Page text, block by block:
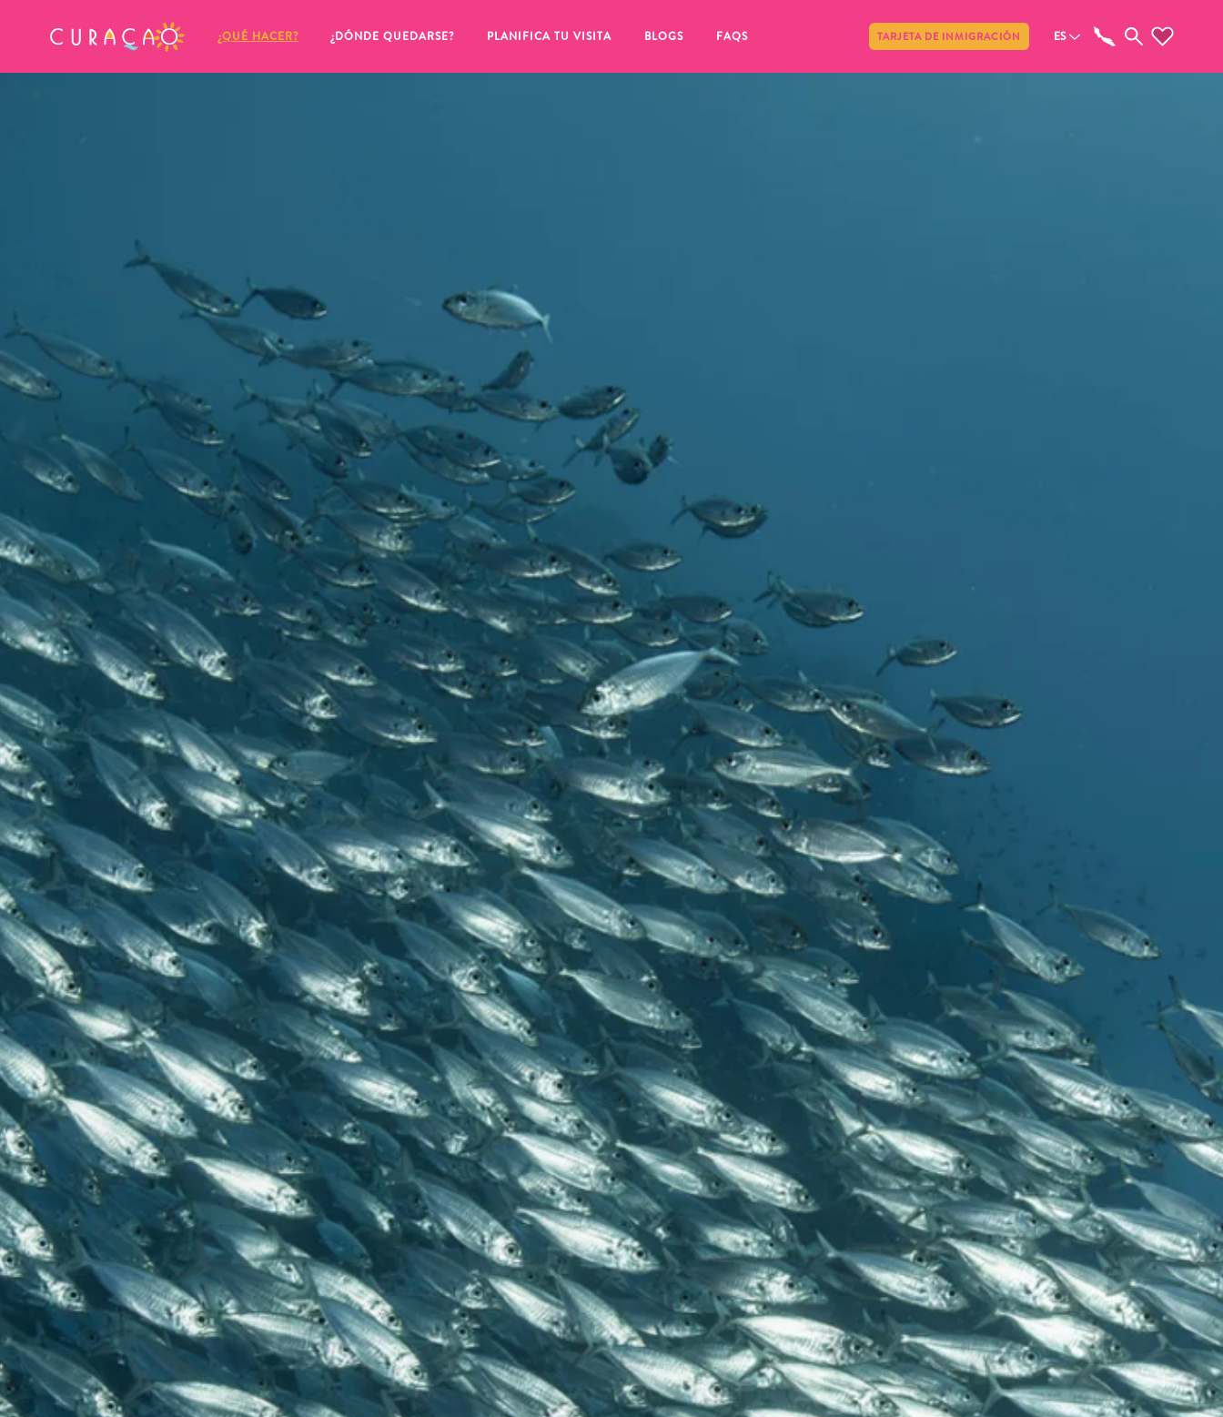
¿QUÉ HACER? ¿DÓNDE QUEDARSE? PLANIFICA TU VISITA BLOGS FAQS TARJETA DE INMIGRACIÓN ES
MIS FAVORITOS Compartir
Cuando quiera guardar algo para más tarde, asegúrese de hacer clic en el